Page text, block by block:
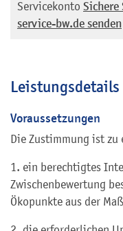
Servicekonto
service-bw.de senden
Leistungsdetails
Voraussetzungen
Die Zustimmung ist zu
1. ein berechtigtes
Zwischenbewertung
Ökopunkte aus der